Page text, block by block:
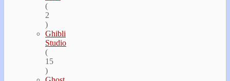
(
2
)
Ghibli
Studio
(
15
)